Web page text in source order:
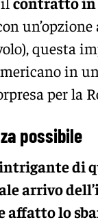
un’opzione
questa
in
per la
possibile
di
arrivo
affatto lo